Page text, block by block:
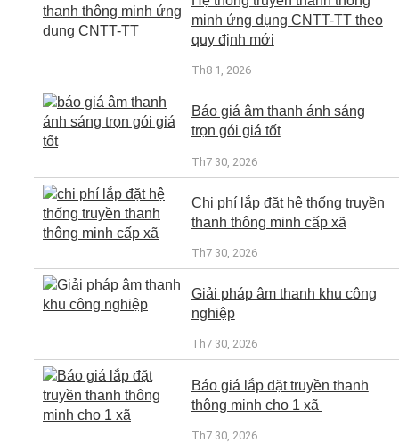
minh ứng dụng CNTT-TT theo
quy định mới
Th8 1, 2026
Báo giá âm thanh ánh sáng
trọn gói giá tốt
Th7 30, 2026
Chi phí lắp đặt hệ thống truyền
thanh thông minh cấp xã
Th7 30, 2026
Giải pháp âm thanh khu công
nghiệp
Th7 30, 2026
Báo giá lắp đặt truyền thanh
thông minh cho 1 xã
Th7 30, 2026